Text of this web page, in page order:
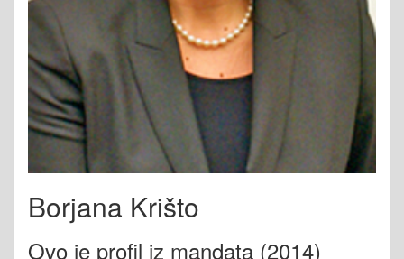
Borjana Krišto
Ovo je profil iz mandata (2014)